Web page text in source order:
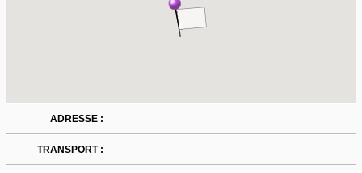
ADRESSE :
TRANSPORT :